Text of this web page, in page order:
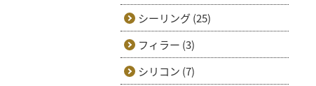
シーリング (25)
フィラー (3)
シリコン (7)